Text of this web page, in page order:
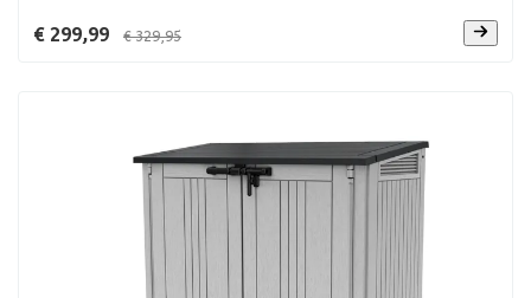
€ 299,99 € 329,95